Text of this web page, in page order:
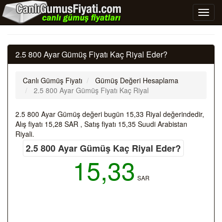
2.5 800 Ayar Gümüş Fiyatı Kaç Riyal Eder?
Canlı Gümüş Fiyatı
Gümüş Değeri Hesaplama
2.5 800 Ayar Gümüş Fiyatı Kaç Riyal
2.5 800 Ayar Gümüş değeri bugün 15,33 Riyal değerindedir,
Alış fiyatı 15,28 SAR , Satış fiyatı 15,35 Suudi Arabistan
Riyali.
2.5 800 Ayar Gümüş Kaç Riyal Eder?
15,33 SAR